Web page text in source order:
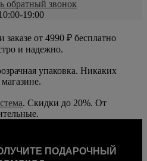
обратный звонок
19:00
заказе от 4990 ₽ бесплатно
и надежно.
упаковка. Никаких
. Скидки до 20%. От
ПОДАРОЧНЫЙ